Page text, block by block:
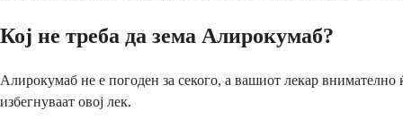
Кој не треба да зема Алирокумаб?
Алирокумаб не е погоден за секого, а вашиот лекар внимателно
избегнуваат овој лек.